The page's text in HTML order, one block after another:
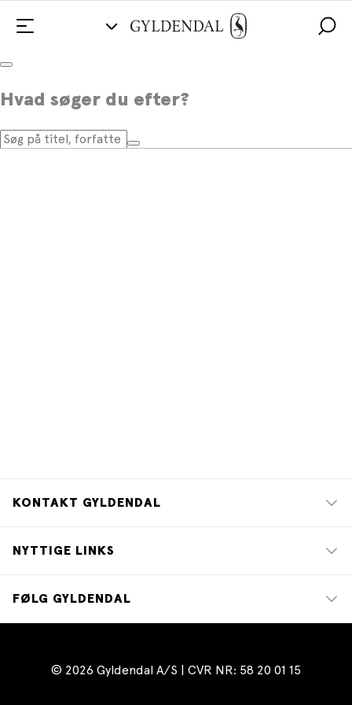
Hvad søger du efter?
KONTAKT GYLDENDAL
NYTTIGE LINKS
FØLG GYLDENDAL
© 2026 Gyldendal A/S | CVR NR: 58 20 01 15